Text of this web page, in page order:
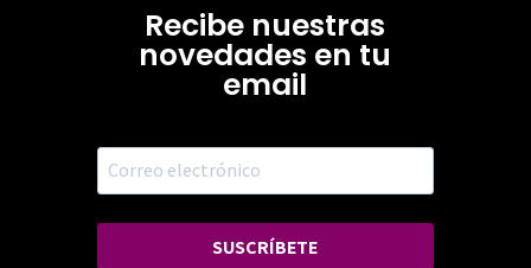
Recibe nuestras
novedades en tu
email
SUSCRÍBETE